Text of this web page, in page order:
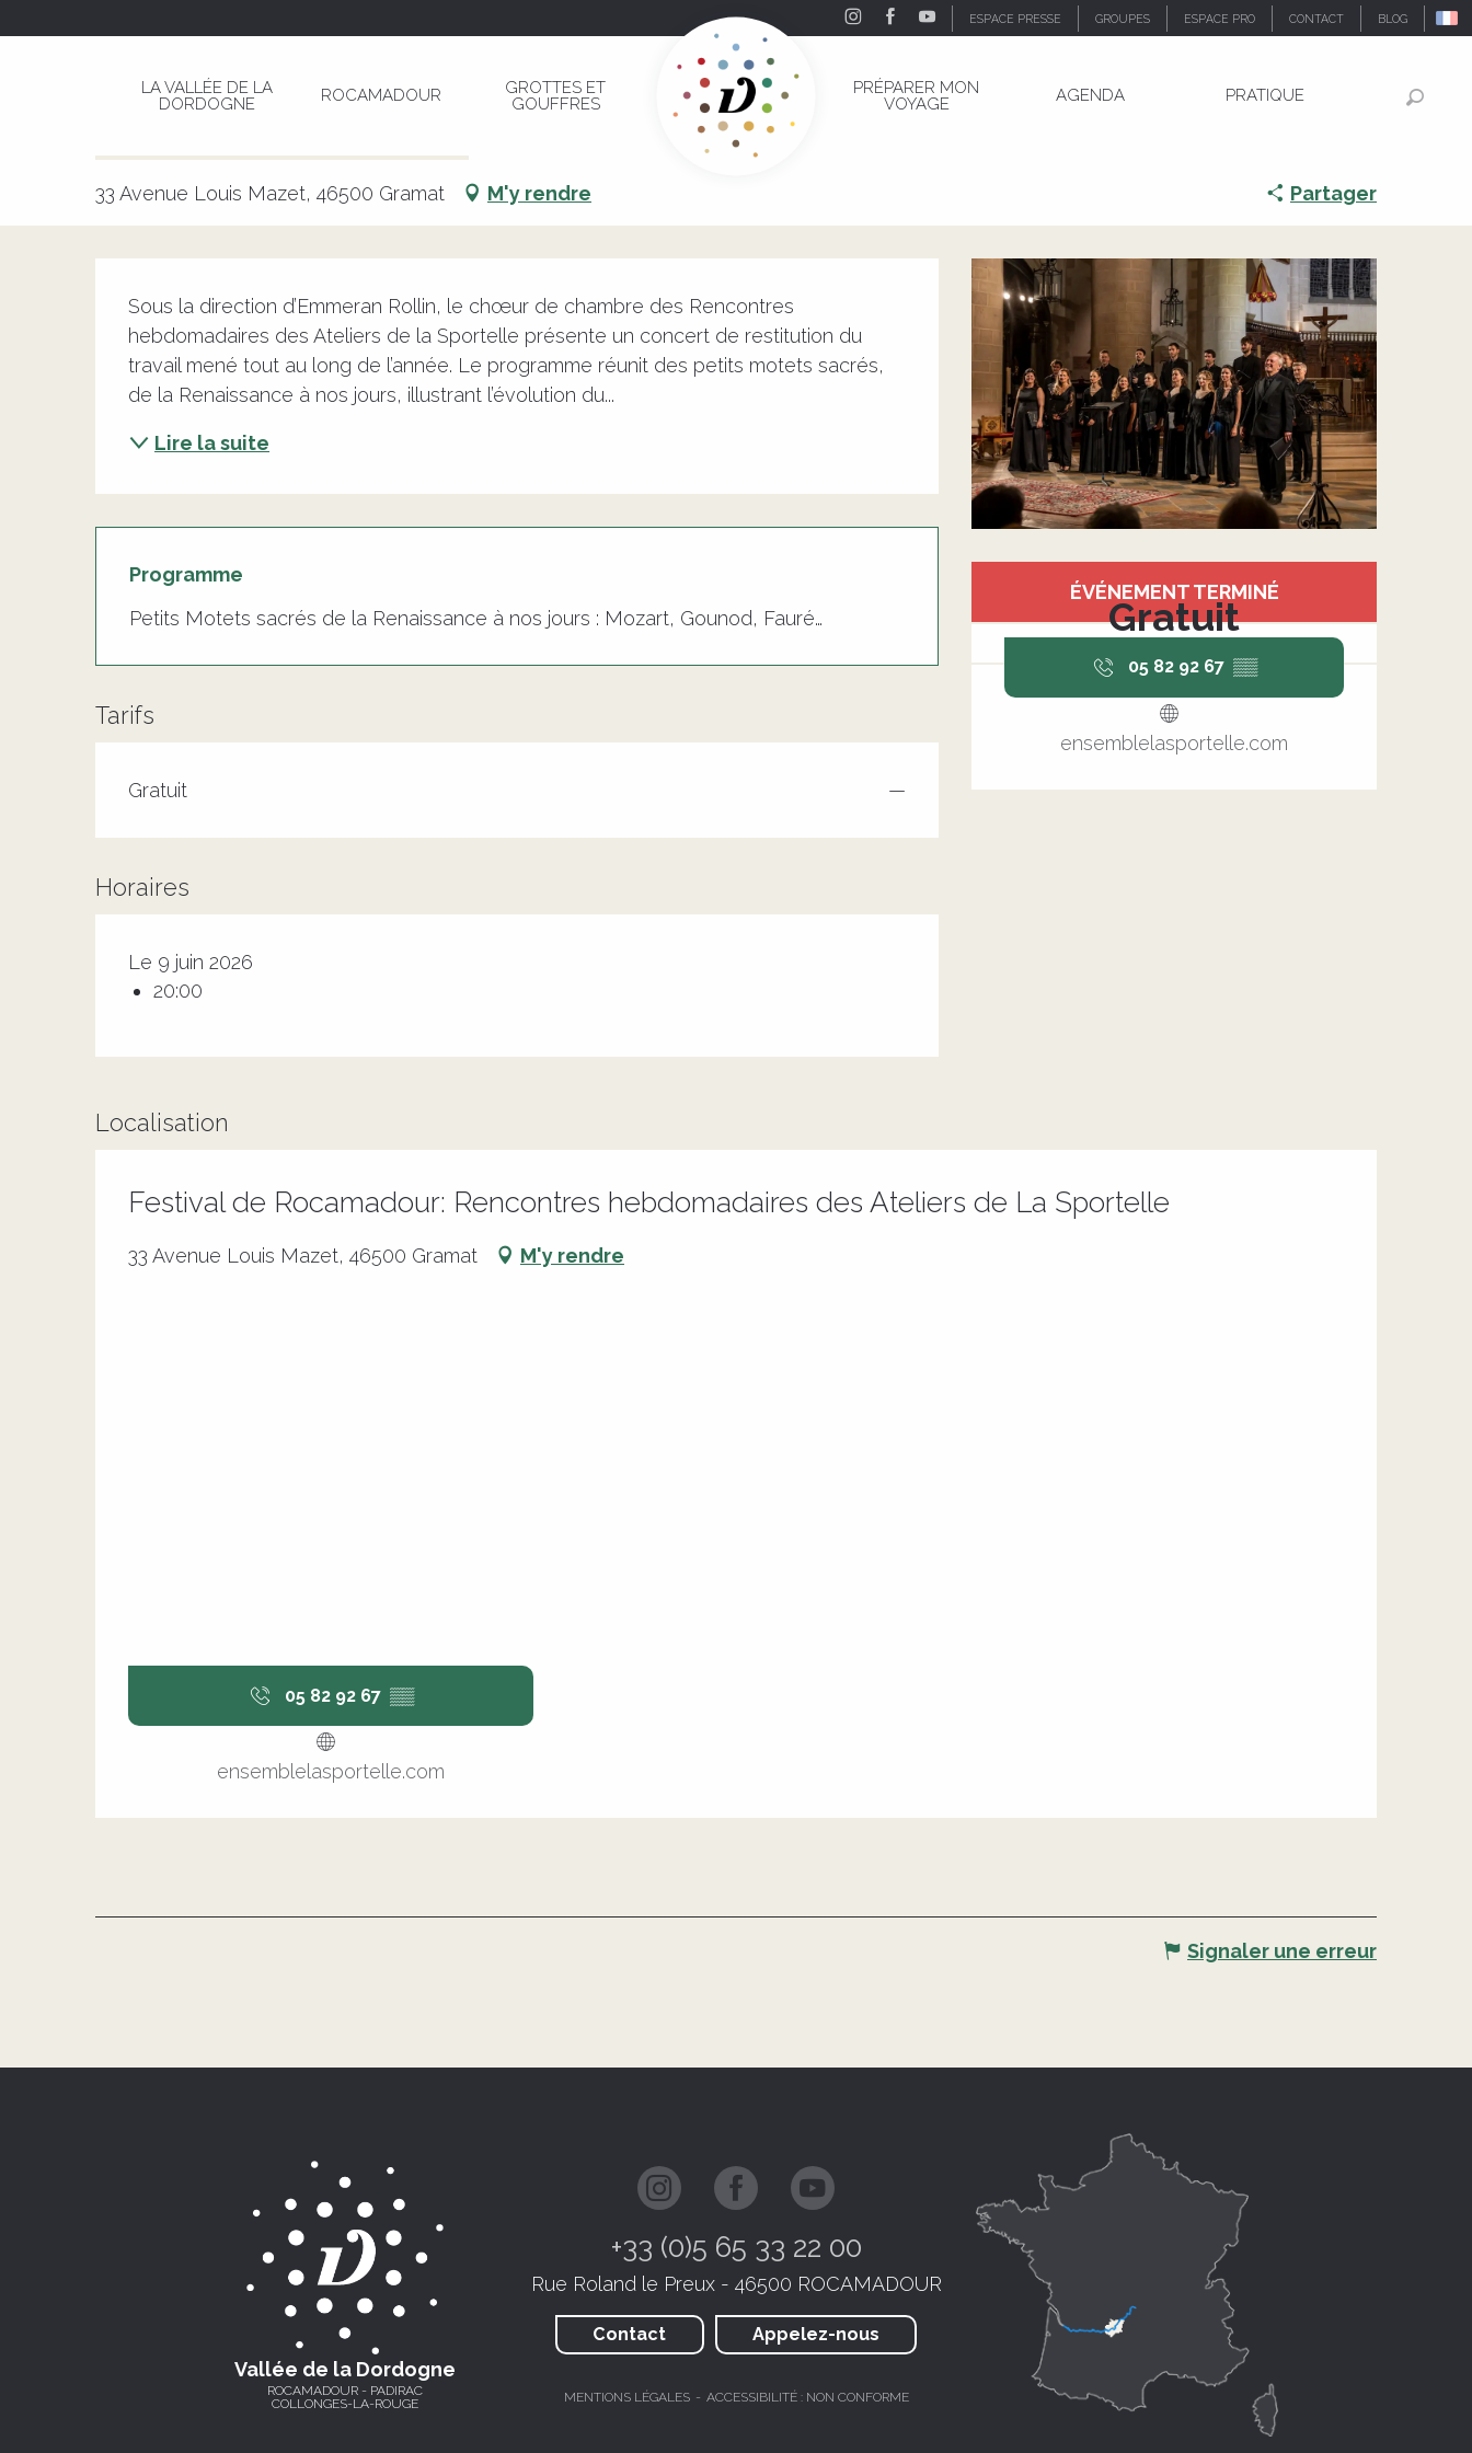
ESPACE PRESSE GROUPES ESPACE PRO CONTACT BLOG
LA VALLÉE DE LA
DORDOGNE
ROCAMADOUR
GROTTES ET
GOUFFRES
PRÉPARER MON
VOYAGE
AGENDA PRATIQUE
Festival de Rocamadour: Rencontres hebdomadaires des Ateliers de La Sportelle
Festival de Rocamadour: Rencontres hebdomadaires des Ateliers de La Sportelle
33 Avenue Louis Mazet, 46500 Gramat M'y rendre Partager
Ouverture et
ÉVÉNEMENT TERMINÉ
Gratuit
05 82 92 67 ▒▒
ensemblelasportelle.com
Sous la direction d’Emmeran Rollin, le chœur de chambre des Rencontres
hebdomadaires des Ateliers de la Sportelle présente un concert de restitution du
travail mené tout au long de l’année. Le programme réunit des petits motets sacrés,
de la Renaissance à nos jours, illustrant l’évolution du...
Lire la suite
Programme
Petits Motets sacrés de la Renaissance à nos jours : Mozart, Gounod, Fauré…
Tarifs
Tarifs 2026
Gratuit —
Horaires
Le 9 juin 2026
20:00
Localisation
Festival de Rocamadour: Rencontres hebdomadaires des Ateliers de La Sportelle
33 Avenue Louis Mazet, 46500 Gramat M'y rendre
05 82 92 67 ▒▒
ensemblelasportelle.com
Signaler une erreur
Vallée de la Dordogne
ROCAMADOUR - PADIRAC
COLLONGES-LA-ROUGE
+33 (0)5 65 33 22 00
Rue Roland le Preux - 46500 ROCAMADOUR
Contact Appelez-nous
MENTIONS LÉGALES ACCESSIBILITÉ : NON CONFORME